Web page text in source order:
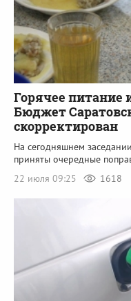
Горячее питание
Бюджет
скорректирован
На сегодняшнем
приняты очередные
22 июля 09:25
1618